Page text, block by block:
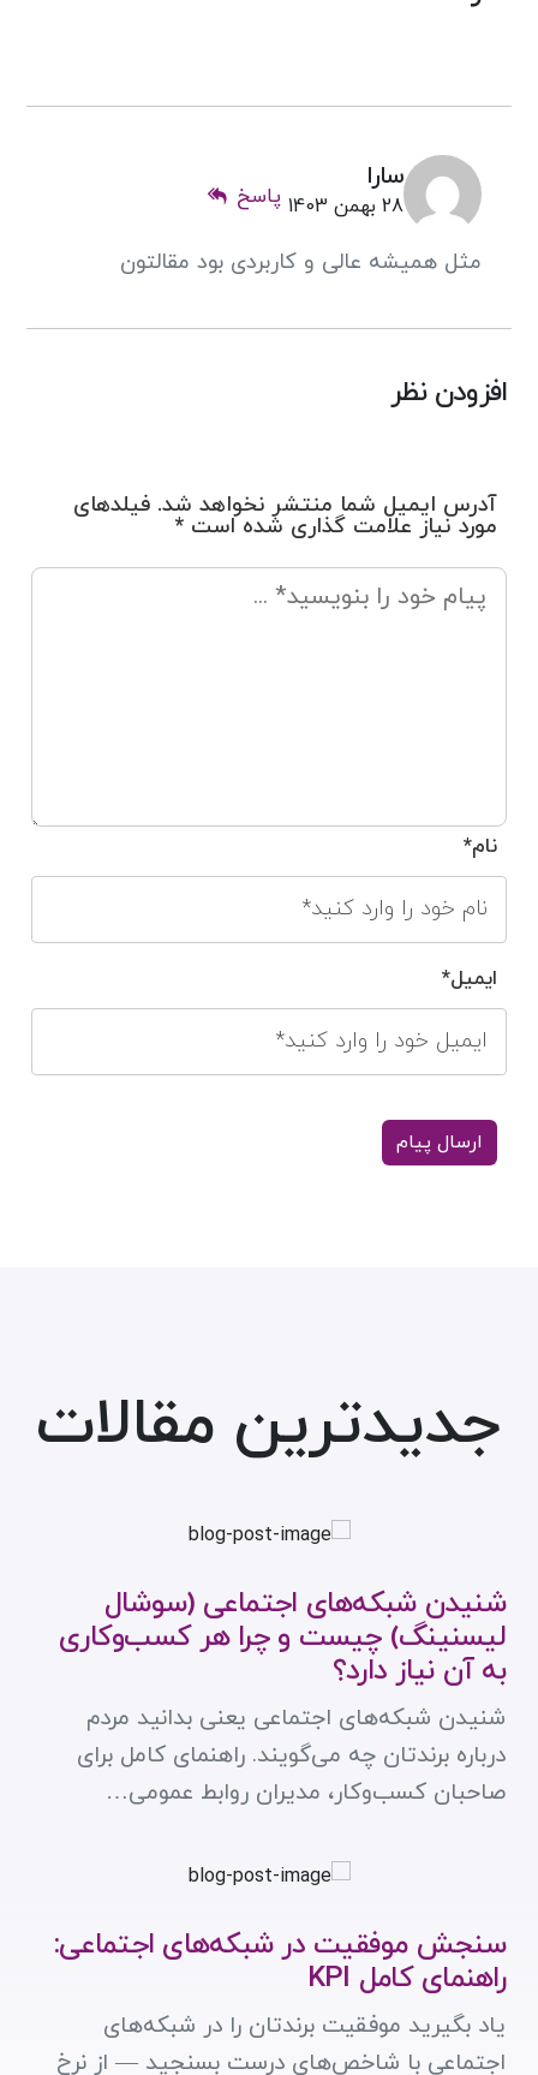
سارا
28 بهمن 1403 پاسخ
مثل همیشه عالی و کاربردی بود مقالتون
افزودن نظر
آدرس ایمیل شما منتشر نخواهد شد. فیلدهای
مورد نیاز علامت گذاری شده است *
نام*
ایمیل*
جدیدترین مقالات
شنیدن شبکه‌های اجتماعی (سوشال
لیسنینگ) چیست و چرا هر کسب‌وکاری
به آن نیاز دارد؟
شنیدن شبکه‌های اجتماعی یعنی بدانید مردم
درباره برندتان چه می‌گویند. راهنمای کامل برای
صاحبان کسب‌وکار، مدیران روابط عمومی…
سنجش موفقیت در شبکه‌های اجتماعی:
راهنمای کامل KPI
یاد بگیرید موفقیت برندتان را در شبکه‌های
اجتماعی با شاخص‌های درست بسنجید — از نرخ